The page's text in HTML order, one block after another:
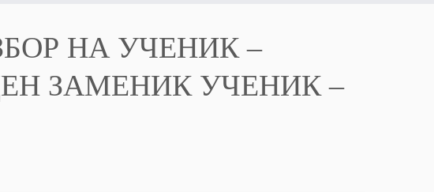
НА УЧЕНИК –
ЗАМЕНИК УЧЕНИК –